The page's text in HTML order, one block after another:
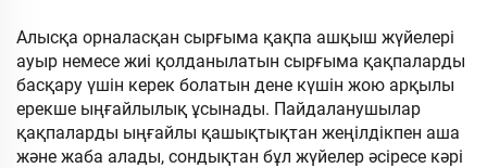
операциялары үшін
LED дисплей экраны
Алысқа орналасқан сырғыма қақпа ашқыш жүйелері
ауыр немесе жиі қолданылатын сырғыма қақпаларды
басқару үшін керек болатын дене күшін жою арқылы
ерекше ыңғайлылық ұсынады. Пайдаланушылар
қақпаларды ыңғайлы қашықтықтан жеңілдікпен аша
және жаба алады, сондықтан бұл жүйелер әсіресе кәрі